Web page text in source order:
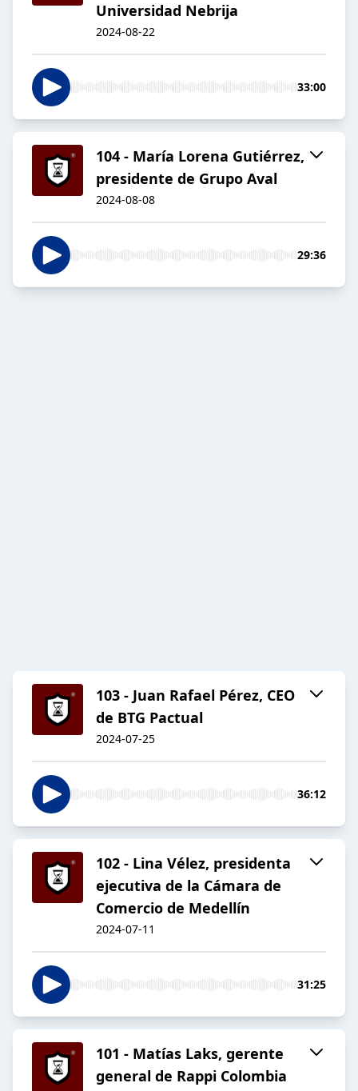
Universidad Nebrija
2024-08-22
33:00
104 - María Lorena Gutiérrez,
presidente de Grupo Aval
2024-08-08
29:36
103 - Juan Rafael Pérez, CEO
de BTG Pactual
2024-07-25
36:12
102 - Lina Vélez, presidenta
ejecutiva de la Cámara de
Comercio de Medellín
2024-07-11
31:25
101 - Matías Laks, gerente
general de Rappi Colombia